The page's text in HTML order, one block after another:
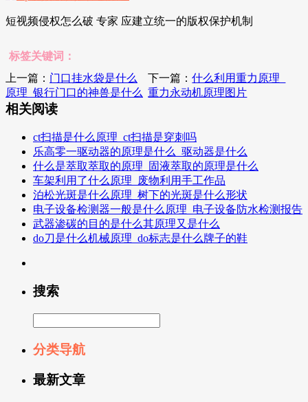
短视频侵权怎么破 专家 应建立统一的版权保护机制
标签关键词：
上一篇： 门口挂水袋是什么
原理_银行门口的神兽是什么
下一篇：什么利用重力原理_
重力永动机原理图片
相关阅读
ct扫描是什么原理_ct扫描是穿刺吗
乐高零一驱动器的原理是什么_驱动器是什么
什么是萃取萃取的原理_固液萃取的原理是什么
车架利用了什么原理_废物利用手工作品
泊松光斑是什么原理_树下的光斑是什么形状
电子设备检测器一般是什么原理_电子设备防水检测报告
武器渗碳的目的是什么其原理又是什么
do刀是什么机械原理_do标志是什么牌子的鞋
搜索
分类导航
最新文章